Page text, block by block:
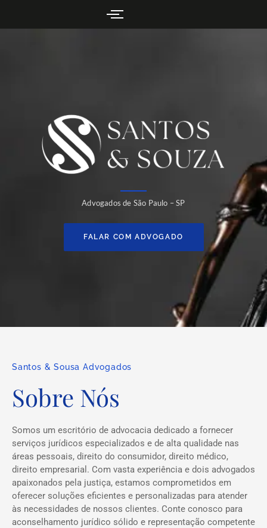
Advogados de São Paulo – SP
FALAR COM ADVOGADO
Santos & Sousa Advogados
Sobre Nós
Somos um escritório de advocacia dedicado a fornecer
serviços jurídicos especializados e de alta qualidade nas
áreas pessoais, direito do consumidor, direito médico,
direito empresarial. Com vasta experiência e dois advogados
apaixonados pela justiça, estamos comprometidos em
oferecer soluções eficientes e personalizadas para atender
às necessidades de nossos clientes. Conte conosco para
aconselhamento jurídico sólido e representação competente